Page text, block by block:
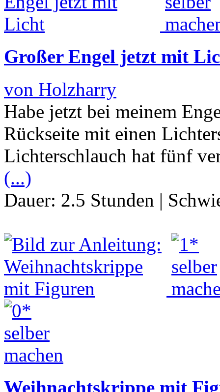
Großer Engel jetzt mit
von Holzharry
Habe jetzt bei meinem
Rückseite mit einen
Lichterschlauch hat fünf
(...)
Dauer: 2.5 Stunden |
Weihnachtskrippe mit